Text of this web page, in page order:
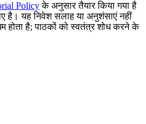
Policyके अनुसार तैयार किया गया है
है। यह निवेश सलाह या अनुशंसाएं नहीं
होता है; पाठकों को स्वतंत्र शोध करने के